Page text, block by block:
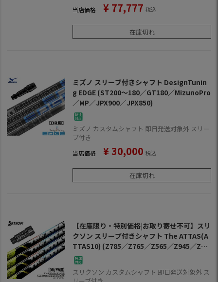
当店価格 ¥ 77,777 税込
在庫切れ
ミズノ スリーブ付きシャフト DesignTunin
g EDGE (ST200～180／GT180／MizunoPro
／MP／JPX900／JPX850)
ミズノ カスタムシャフト 即日発送対象外 スリー
ブ付き
当店価格 ¥30,000 税込
在庫切れ
【在庫限り・特別価格|お取り寄せ不可】スリ
クソン スリーブ付きシャフト The ATTAS(A
TTAS10) (Z785／Z765／Z565／Z945／Z74
5／Z545／Z925／Z725／Z525／ZF45)
スリクソン カスタムシャフト 即日発送対象外 ス